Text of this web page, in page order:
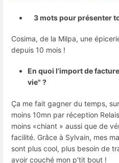
3 mots pour présenter
Cosima, de la Milpa, une
depuis 10 mois !
En quoi l’import de
vie" ?
Ça me fait gagner du temps,
moins 10mn par réception
moins «chiant » aussi que de
facilité. Grâce à Sylvain, mes
sont plus cool, plus besoin de
avoir couché mon p'tit bout !